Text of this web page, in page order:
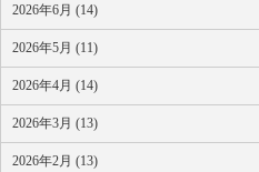
2026年6月 (14)
2026年5月 (11)
2026年4月 (14)
2026年3月 (13)
2026年2月 (13)